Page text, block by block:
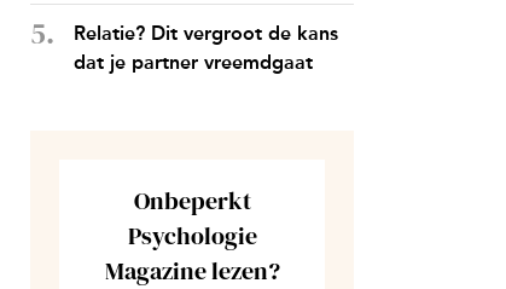
Relatie? Dit vergroot de kans
dat je partner vreemdgaat
Onbeperkt
Psychologie
Magazine lezen?